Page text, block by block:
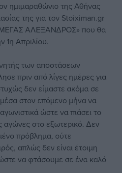
ημιμαραθώνιο της Αθήνας
της για τον Stoiximan.gr
ΑΛΕΞΑΝΔΡΟΣ» που θα
1η Απριλίου.
των αποστάσεων
πριν από λίγες ημέρες για
δεν είμαστε ακόμα σε
στον επόμενο μήνα να
ώστε να πιάσει το
αγώνες στο εξωτερικό. Δεν
πρόβλημα, ούτε
απλώς δεν είναι έτοιμη
να φτάσουμε σε ένα καλό